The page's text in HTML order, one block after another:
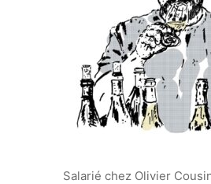
Salarié chez Olivier